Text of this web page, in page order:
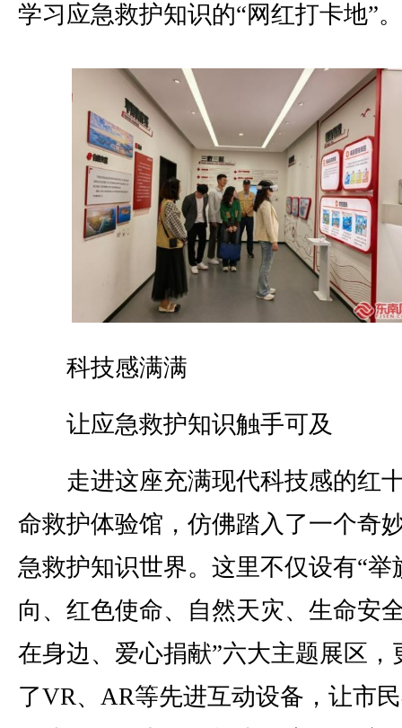
学习应急救护知识的“网红打卡地”。
科技感满满
让应急救护知识触手可及
走进这座充满现代科技感的红
命救护体验馆，仿佛踏入了一个奇
急救护知识世界。这里不仅设有“举
向、红色使命、自然天灾、生命安
在身边、爱心捐献”六大主题展区，
了VR、AR等先进互动设备，让市